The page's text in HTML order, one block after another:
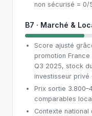
non sécurisé = 0/
B7 · Marché &
Score ajusté
promotion
Q3 2025, stock
investisseur privé
Prix sortie
comparables
Contexte